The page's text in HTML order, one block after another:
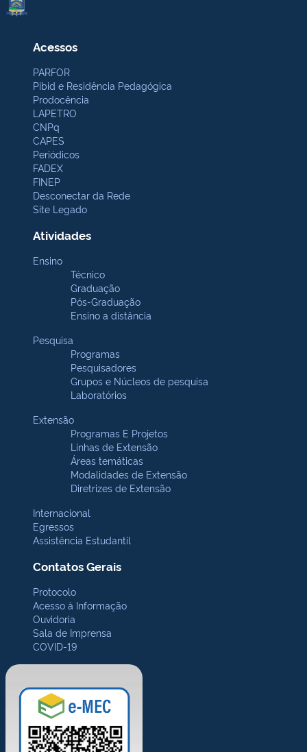
Acessos
PARFOR
Pibid e Residência Pedagógica
Prodocência
LAPETRO
CNPq
CAPES
Periódicos
FADEX
FINEP
Desconectar da Rede
Site Legado
Atividades
Ensino
Técnico
Graduação
Pós-Graduação
Ensino a distância
Pesquisa
Programas
Pesquisadores
Grupos e Núcleos de pesquisa
Laboratórios
Extensão
Programas E Projetos
Linhas de Extensão
Áreas temáticas
Modalidades de Extensão
Diretrizes de Extensão
Internacional
Egressos
Assistência Estudantil
Contatos Gerais
Protocolo
Acesso à Informação
Ouvidoria
Sala de Imprensa
COVID-19